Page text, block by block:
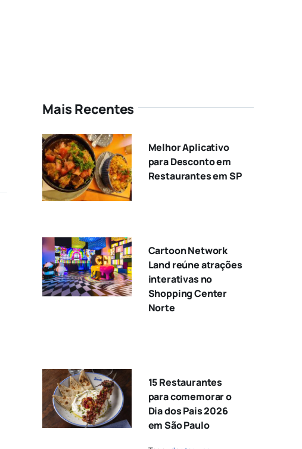
Mais Recentes
Melhor Aplicativo
para Desconto em
Restaurantes em SP
Cartoon Network
Land reúne atrações
interativas no
Shopping Center
Norte
15 Restaurantes
para comemorar o
Dia dos Pais 2026
em São Paulo